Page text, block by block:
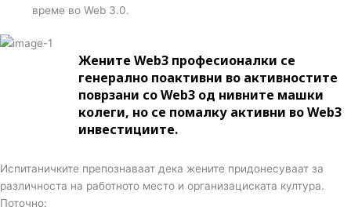
време во Web 3.0.
Жените Web3 професионалки се
генерално поактивни во активностите
поврзани со Web3 од нивните машки
колеги, но се помалку активни во Web3
инвестициите.
Испитаничките препознаваат дека жените придонесуваат за
различноста на работното место и организациската култура.
Поточно: